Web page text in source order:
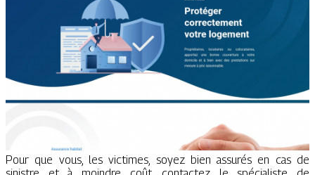
Pour que vous, les victimes, soyez bien assurés en cas de